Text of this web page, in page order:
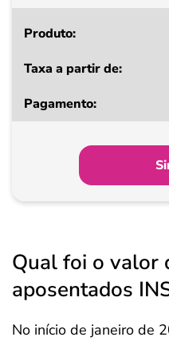
Qual foi o valor
aposentados
No início de janeiro de